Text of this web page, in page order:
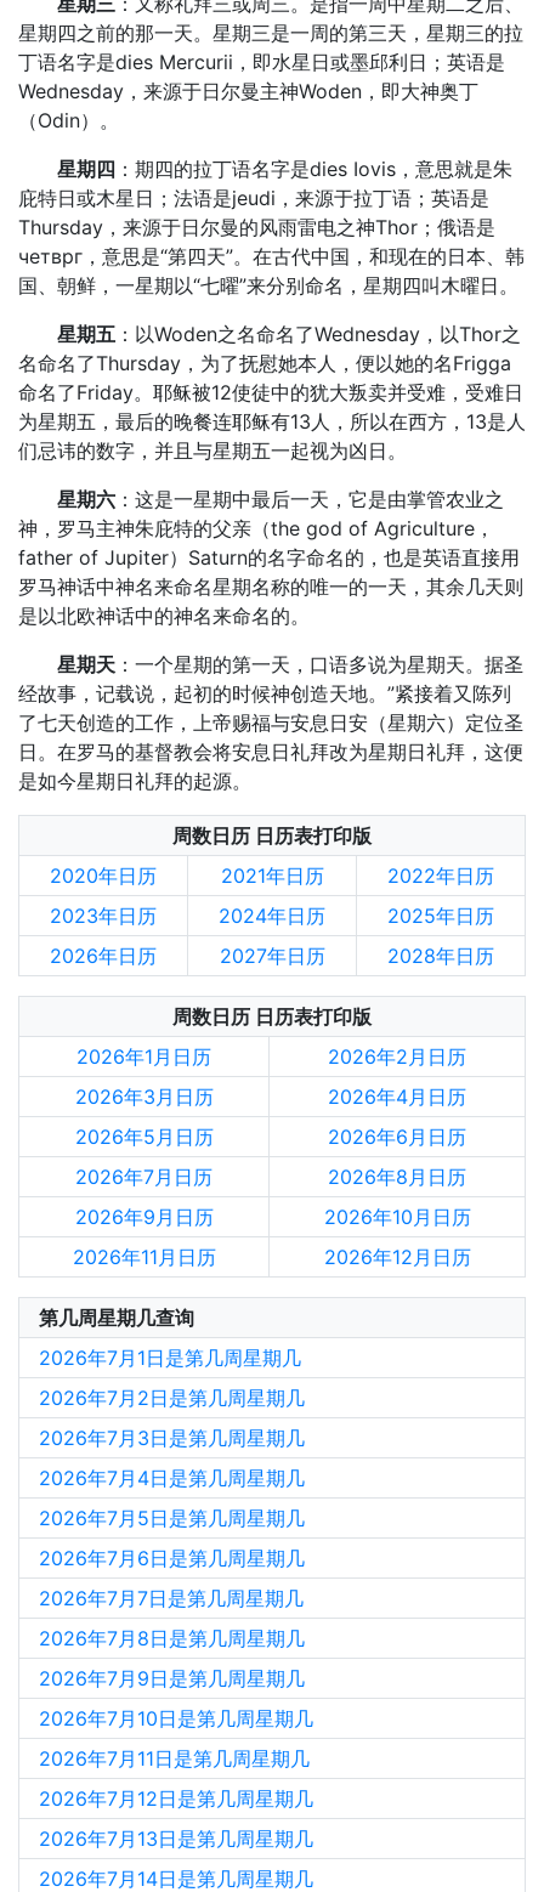
星期四之前的那一天。星期三是一周的第三天，星期三的拉
丁语名字是dies Mercurii，即水星日或墨邱利日；英语是
Wednesday，来源于日尔曼主神Woden，即大神奥丁
（Odin）。
星期四 ：期四的拉丁语名字是dies Iovis，意思就是朱
庇特日或木星日；法语是jeudi，来源于拉丁语；英语是
Thursday，来源于日尔曼的风雨雷电之神Thor；俄语是
четврг，意思是“第四天”。在古代中国，和现在的日本、韩
国、朝鲜，一星期以“七曜”来分别命名，星期四叫木曜日。
星期五 ：以Woden之名命名了Wednesday，以Thor之
名命名了Thursday，为了抚慰她本人，便以她的名Frigga
命名了Friday。耶稣被12使徒中的犹大叛卖并受难，受难日
为星期五，最后的晚餐连耶稣有13人，所以在西方，13是人
们忌讳的数字，并且与星期五一起视为凶日。
星期六 ：这是一星期中最后一天，它是由掌管农业之
神，罗马主神朱庇特的父亲（the god of Agriculture，
father of Jupiter）Saturn的名字命名的，也是英语直接用
罗马神话中神名来命名星期名称的唯一的一天，其余几天则
是以北欧神话中的神名来命名的。
星期天 ：一个星期的第一天，口语多说为星期天。据圣
经故事，记载说，起初的时候神创造天地。”紧接着又陈列
了七天创造的工作，上帝赐福与安息日安（星期六）定位圣
日。在罗马的基督教会将安息日礼拜改为星期日礼拜，这便
是如今星期日礼拜的起源。
周数日历 日历表打印版
2020年日历
2021年日历
2022年日历
2023年日历
2024年日历
2025年日历
2026年日历
2027年日历 2028年日历
周数日历 日历表打印版
2026年1月日历
2026年2月日历
2026年3月日历
2026年4月日历
2026年5月日历
2026年6月日历
2026年7月日历
2026年8月日历
2026年9月日历
2026年10月日历
2026年11月日历
2026年12月日历
第几周星期几查询
2026年7月1日是第几周星期几
2026年7月2日是第几周星期几
2026年7月3日是第几周星期几
2026年7月4日是第几周星期几
2026年7月5日是第几周星期几
2026年7月6日是第几周星期几
2026年7月7日是第几周星期几
2026年7月8日是第几周星期几
2026年7月9日是第几周星期几
2026年7月10日是第几周星期几
2026年7月11日是第几周星期几
2026年7月12日是第几周星期几
2026年7月13日是第几周星期几
2026年7月14日是第几周星期几